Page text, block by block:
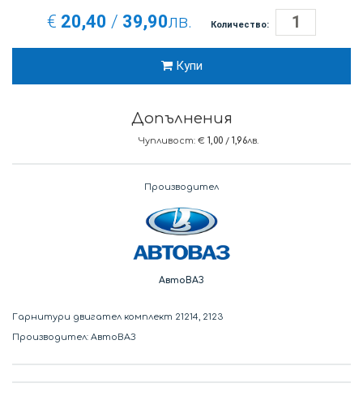
€ 20,40 / 39,90лв. Количество:
Купи
Допълнения
Чупливост: € 1,00/ 1,96лв.
Производител
АвтоВАЗ
Гарнитури двигател комплект 21214, 2123
Производител: АвтоВАЗ